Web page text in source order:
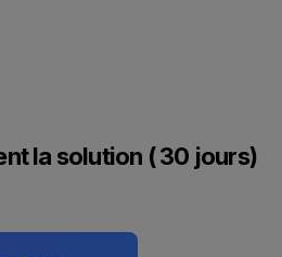
la solution ( 30 jours)